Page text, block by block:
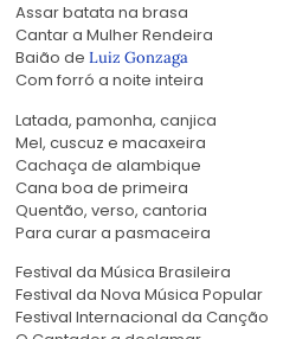
Assar batata na brasa
Cantar a Mulher Rendeira
Baião de Luiz Gonzaga
Com forró a noite inteira
Latada, pamonha, canjica
Mel, cuscuz e macaxeira
Cachaça de alambique
Cana boa de primeira
Quentão, verso, cantoria
Para curar a pasmaceira
Festival da Música Brasileira
Festival da Nova Música Popular
Festival Internacional da Canção